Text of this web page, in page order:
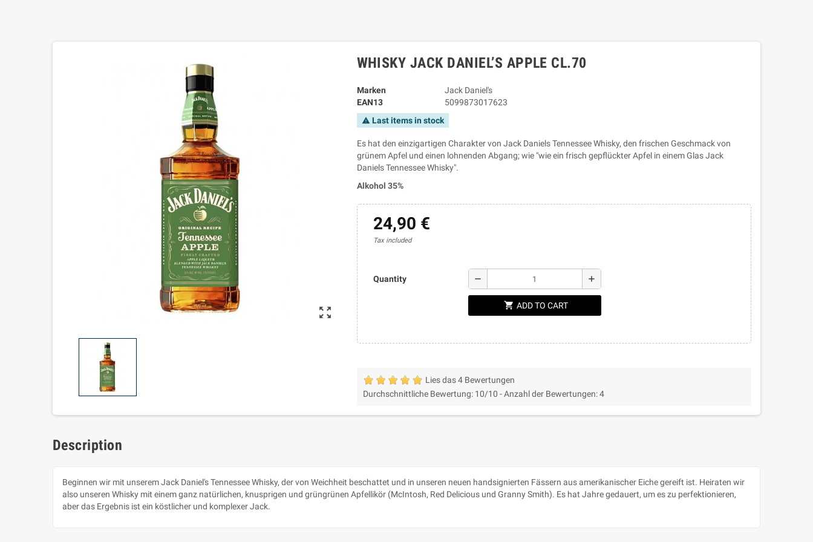
zoom_out_map
WHISKY JACK DANIEL’S APPLE CL.70
Marken
Jack Daniel's
EAN13
5099873017623
warning Last items in stock
Es hat den einzigartigen Charakter von Jack Daniels Tennessee Whisky, den frischen Geschmack von
grünem Apfel und einen lohnenden Abgang; wie "wie ein frisch gepflückter Apfel in einem Glas Jack
Daniels Tennessee Whisky".
Alkohol 35%
24,90 €
Tax included
Quantity remove add
shopping_cart ADD TO CART
Lies das 4 Bewertungen
Durchschnittliche Bewertung: 10/10 -Anzahl der Bewertungen:4
Description
Beginnen wir mit unserem Jack Daniel's Tennessee Whisky, der von Weichheit beschattet und in unseren neuen handsignierten Fässern aus amerikanischer Eiche gereift ist. Heiraten wir
also unseren Whisky mit einem ganz natürlichen, knusprigen und grüngrünen Apfellikör (McIntosh, Red Delicious und Granny Smith). Es hat Jahre gedauert, um es zu perfektionieren,
aber das Ergebnis ist ein köstlicher und komplexer Jack.